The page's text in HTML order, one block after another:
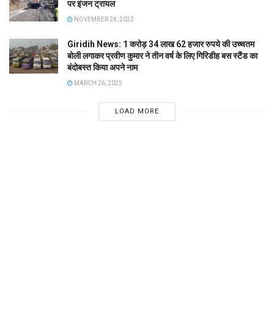
पर इंजन ट्रायल
NOVEMBER 24, 2022
Giridih News: 1 करोड़ 34 लाख 62 हजार रुपये की उच्चतम
बोली लगाकर प्रवीण कुमार ने तीन वर्ष के लिए गिरिडीह बस स्टैंड का
बंदोबस्त किया अपने नाम
MARCH 26, 2025
LOAD MORE